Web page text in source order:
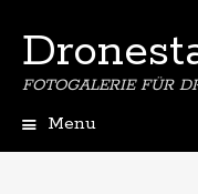
FOTOGALERIE FÜR
Menu